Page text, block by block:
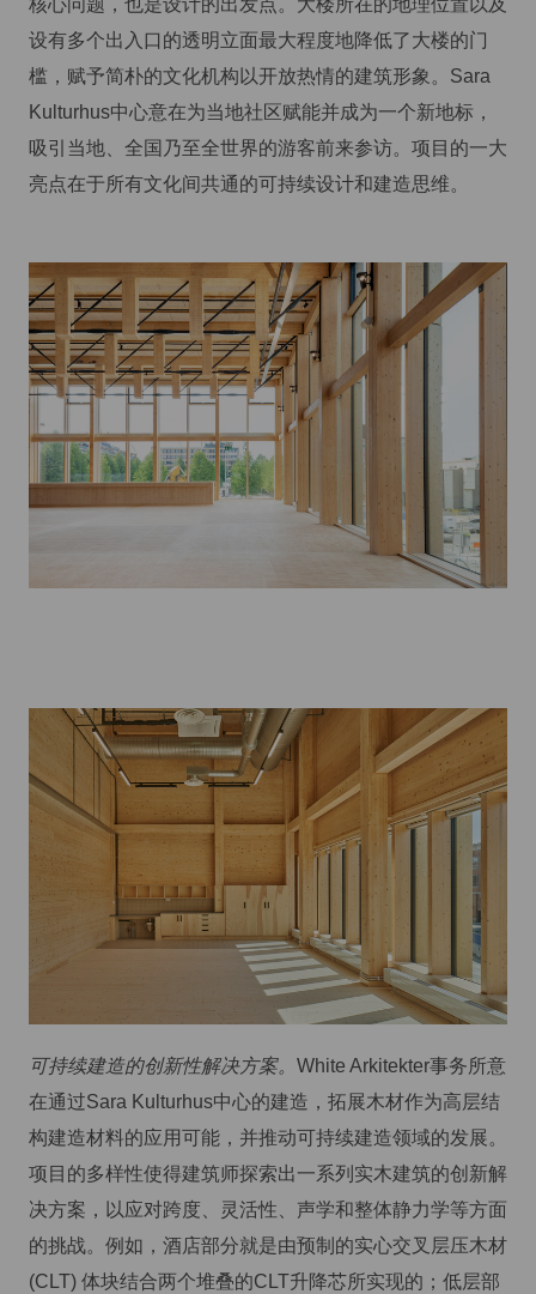
设有多个出入口的透明立面最大程度地降低了大楼的门
槛，赋予简朴的文化机构以开放热情的建筑形象。Sara
Kulturhus中心意在为当地社区赋能并成为一个新地标，
吸引当地、全国乃至全世界的游客前来参访。项目的一大
亮点在于所有文化间共通的可持续设计和建造思维。
可持续建造的创新性解决方案。 White Arkitekter事务所意
在通过Sara Kulturhus中心的建造，拓展木材作为高层结
构建造材料的应用可能，并推动可持续建造领域的发展。
项目的多样性使得建筑师探索出一系列实木建筑的创新解
决方案，以应对跨度、灵活性、声学和整体静力学等方面
的挑战。例如，酒店部分就是由预制的实心交叉层压木材
(CLT) 体块结合两个堆叠的CLT升降芯所实现的；低层部